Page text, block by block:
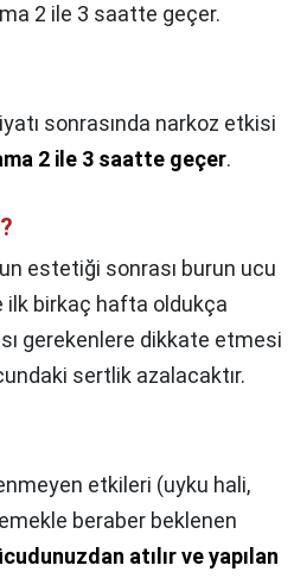
2 ile 3 saatte geçer.
sonrasında narkoz etkisi
2 ile 3 saatte geçer.
estetiği sonrası burun ucu
ilk birkaç hafta oldukça
gerekenlere dikkate etmesi
sertlik azalacaktır.
etkileri (uyku hali,
beraber beklenen
atılır ve yapılan